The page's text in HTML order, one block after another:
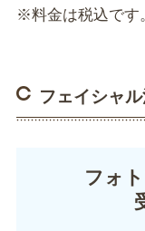
※料金は税込です
フェイシャ
フォ